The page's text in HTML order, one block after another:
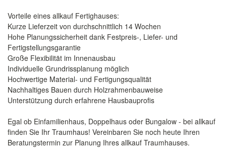
Vorteile eines allkauf Fertighauses:
Kurze Lieferzeit von durchschnittlich 14 Wochen
Hohe Planungssicherheit dank Festpreis-, Liefer- und
Fertigstellungsgarantie
Große Flexibilität im Innenausbau
Individuelle Grundrissplanung möglich
Hochwertige Material- und Fertigungsqualität
Nachhaltiges Bauen durch Holzrahmenbauweise
Unterstützung durch erfahrene Hausbauprofis
Egal ob Einfamilienhaus, Doppelhaus oder Bungalow - bei allkauf
finden Sie Ihr Traumhaus! Vereinbaren Sie noch heute Ihren
Beratungstermin zur Planung Ihres allkauf Traumhauses.